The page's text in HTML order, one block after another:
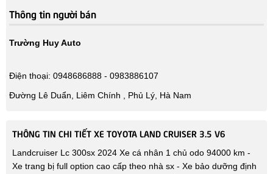
Thông tin người bán
Trường Huy Auto
Điện thoại: 0948686888 - 0983886107
Đường Lê Duẩn, Liêm Chính , Phủ Lý, Hà Nam
THÔNG TIN CHI TIẾT XE TOYOTA LAND CRUISER 3.5 V6
Landcruiser Lc 300sx 2024 Xe cá nhân 1 chủ odo 94000 km -
Xe trang bị full option cao cấp theo nhà sx - Xe bảo dưỡng định